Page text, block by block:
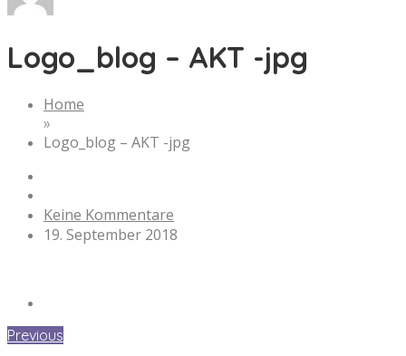
Logo_blog – AKT -jpg
Home
»
Logo_blog – AKT -jpg
Keine Kommentare
19. September 2018
Previous